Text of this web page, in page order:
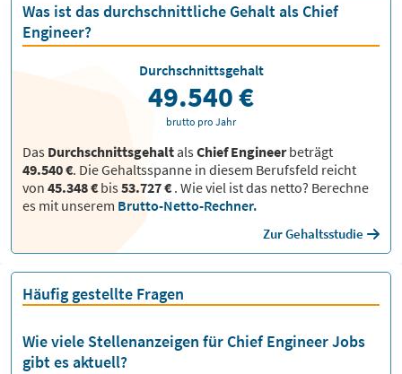
Was ist das durchschnittliche Gehalt als Chief
Engineer?
Das DurchschnittsgehaltalsChief Engineerbeträgt
49.540 €. Die Gehaltsspanne in diesem Berufsfeld reicht
von 45.348 € bis53.727 € . Wie viel ist das netto? Berechne
es mit unserem Brutto-Netto-Rechner.
Zur Gehaltsstudie
Durchschnittsgehalt
49.540 €
brutto pro Jahr
Häufig gestellte Fragen
Wie viele Stellenanzeigen für Chief Engineer Jobs
gibt es aktuell?